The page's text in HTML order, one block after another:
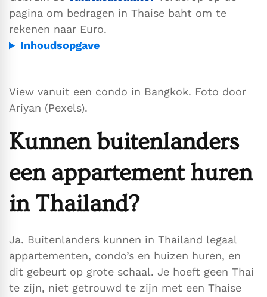
pagina om bedragen in Thaise baht om te
rekenen naar Euro.
Inhoudsopgave
View vanuit een condo in Bangkok. Foto door
Ariyan (Pexels).
Kunnen buitenlanders
een appartement huren
in Thailand?
Ja. Buitenlanders kunnen in Thailand legaal
appartementen, condo’s en huizen huren, en
dit gebeurt op grote schaal. Je hoeft geen Thai
te zijn, niet getrouwd te zijn met een Thaise